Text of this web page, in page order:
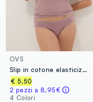
OVS
Slip in cotone elasticizzato rosa regular fit con pizzo
€ 5,50
2 pezzi a 8,95€
4 Colori